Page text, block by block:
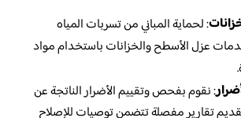
: لحماية المباني من تسربات المياه
عزل الأسطح والخزانات باستخدام مواد
: نقوم بفحص وتقييم الأضرار الناتجة عن
تقارير مفصلة تتضمن توصيات للإصلاح